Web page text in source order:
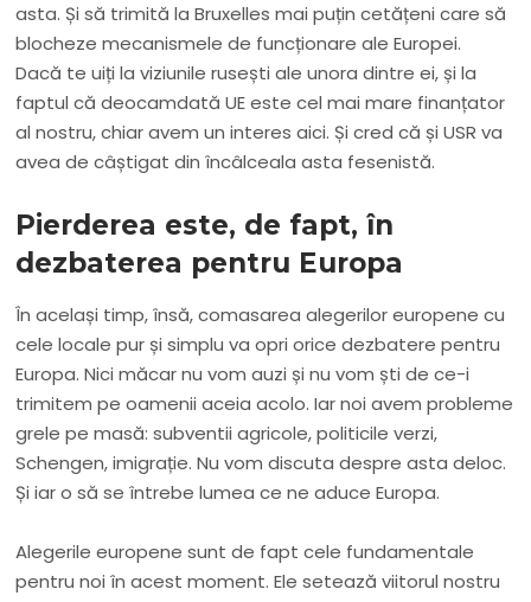
asta. Și să trimită la Bruxelles mai puțin cetățeni care să
blocheze mecanismele de funcționare ale Europei.
Dacă te uiți la viziunile rusești ale unora dintre ei, și la
faptul că deocamdată UE este cel mai mare finanțator
al nostru, chiar avem un interes aici. Și cred că și USR va
avea de câștigat din încâlceala asta fesenistă.
Pierderea este, de fapt, în
dezbaterea pentru Europa
În același timp, însă, comasarea alegerilor europene cu
cele locale pur și simplu va opri orice dezbatere pentru
Europa. Nici măcar nu vom auzi și nu vom ști de ce-i
trimitem pe oamenii aceia acolo. Iar noi avem probleme
grele pe masă: subventii agricole, politicile verzi,
Schengen, imigrație. Nu vom discuta despre asta deloc.
Și iar o să se întrebe lumea ce ne aduce Europa.
Alegerile europene sunt de fapt cele fundamentale
pentru noi în acest moment. Ele setează viitorul nostru